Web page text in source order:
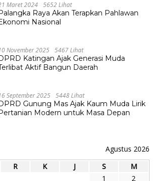
Maret 2024 5652 Lihat
Raya Akan Terapkan Pahlawan
Nasional
November 2025 5467 Lihat
Katingan Ajak Generasi Muda
Aktif Bangun Daerah
September 2025 5448 Lihat
Gunung Mas Ajak Kaum Muda Lirik
Modern untuk Masa Depan
Agustus 2026
R K J S
M
1
2